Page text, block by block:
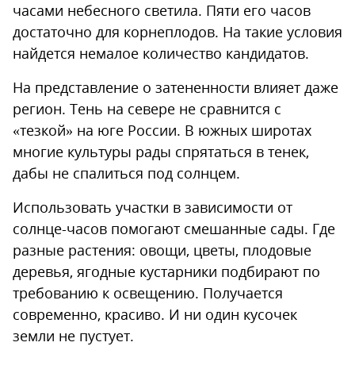
часами небесного светила. Пяти его часов
достаточно для корнеплодов. На такие условия
найдется немалое количество кандидатов.
На представление о затененности влияет даже
регион. Тень на севере не сравнится с
«тезкой» на юге России. В южных широтах
многие культуры рады спрятаться в тенек,
дабы не спалиться под солнцем.
Использовать участки в зависимости от
солнце-часов помогают смешанные сады. Где
разные растения: овощи, цветы, плодовые
деревья, ягодные кустарники подбирают по
требованию к освещению. Получается
современно, красиво. И ни один кусочек
земли не пустует.